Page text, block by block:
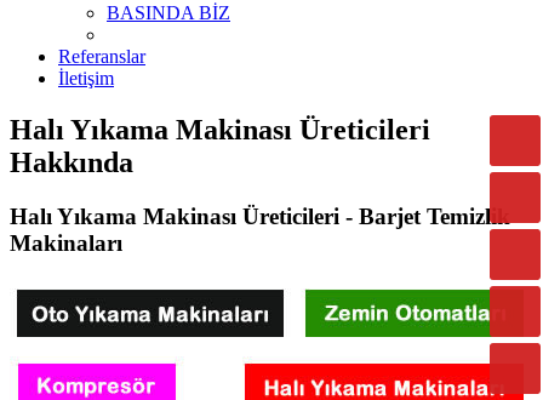
BASINDA BİZ
Referanslar
İletişim
Halı Yıkama Makinası Üreticileri
Hakkında
Halı Yıkama Makinası Üreticileri - Barjet Temizlik
Makinaları